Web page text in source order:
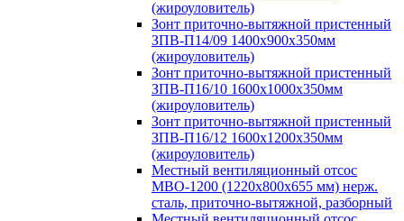
(жироуловитель)
Зонт приточно-вытяжной пристенный
ЗПВ-П14/09 1400х900х350мм
(жироуловитель)
Зонт приточно-вытяжной пристенный
ЗПВ-П16/10 1600х1000х350мм
(жироуловитель)
Зонт приточно-вытяжной пристенный
ЗПВ-П16/12 1600х1200х350мм
(жироуловитель)
Местный вентиляционный отсос
МВО-1200 (1220х800х655 мм) нерж.
сталь, приточно-вытяжной, разборный